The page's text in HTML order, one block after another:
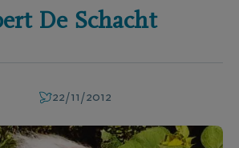
De Schacht
22/11/2012